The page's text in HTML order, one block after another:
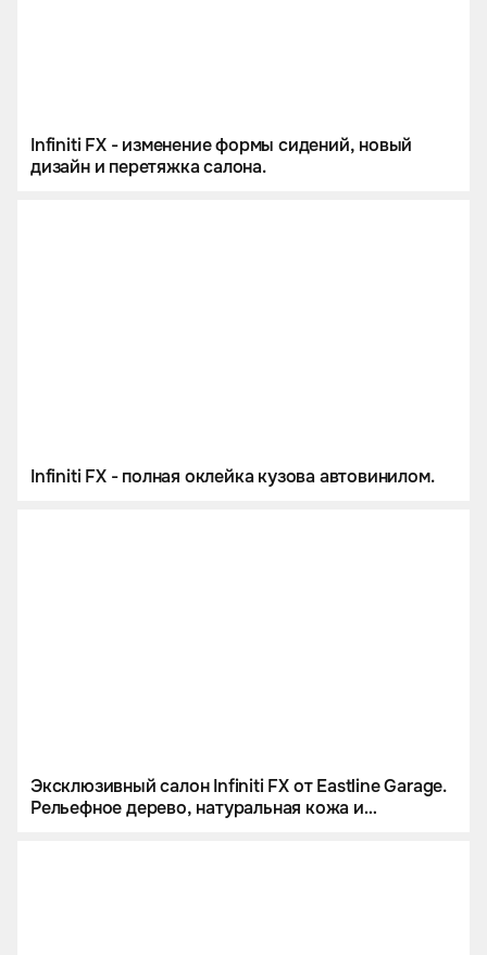
Infiniti FX - изменение формы сидений, новый
дизайн и перетяжка салона.
Infiniti FX - полная оклейка кузова автовинилом.
Эксклюзивный салон Infiniti FX от Eastline Garage.
Рельефное дерево, натуральная кожа и